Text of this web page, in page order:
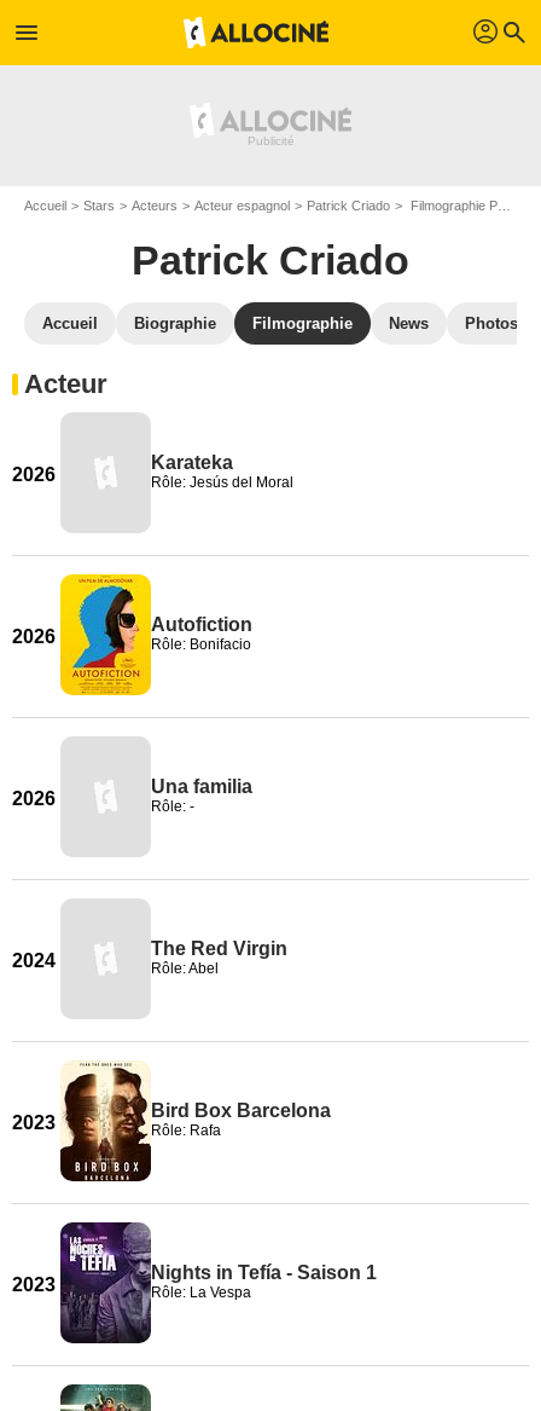
menu profil search
Accueil Stars Acteurs Acteur espagnol Patrick Criado Filmographie Patrick Criado
Patrick Criado
Accueil Biographie Filmographie News Photos
Acteur
2026
Karateka
Rôle: Jesús del Moral
2026
Autofiction
Rôle: Bonifacio
2026
Una familia
Rôle: -
2024
The Red Virgin
Rôle: Abel
2023
Bird Box Barcelona
Rôle: Rafa
2023
Nights in Tefía - Saison 1
Rôle: La Vespa